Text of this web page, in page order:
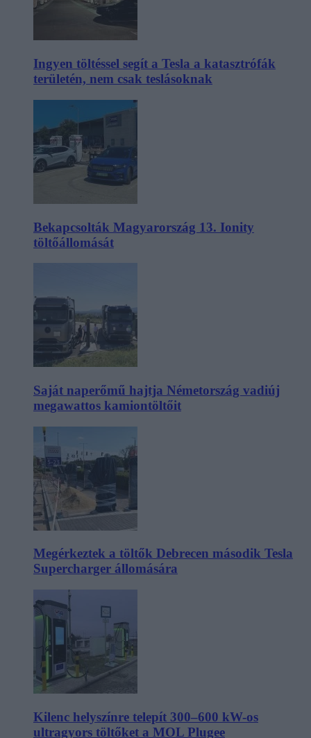
Ingyen töltéssel segít a Tesla a katasztrófák
területén, nem csak teslásoknak
Bekapcsolták Magyarország 13. Ionity
töltőállomását
Saját naperőmű hajtja Németország vadiúj
megawattos kamiontöltőit
Megérkeztek a töltők Debrecen második Tesla
Supercharger állomására
Kilenc helyszínre telepít 300–600 kW-os
ultragyors töltőket a MOL Plugee